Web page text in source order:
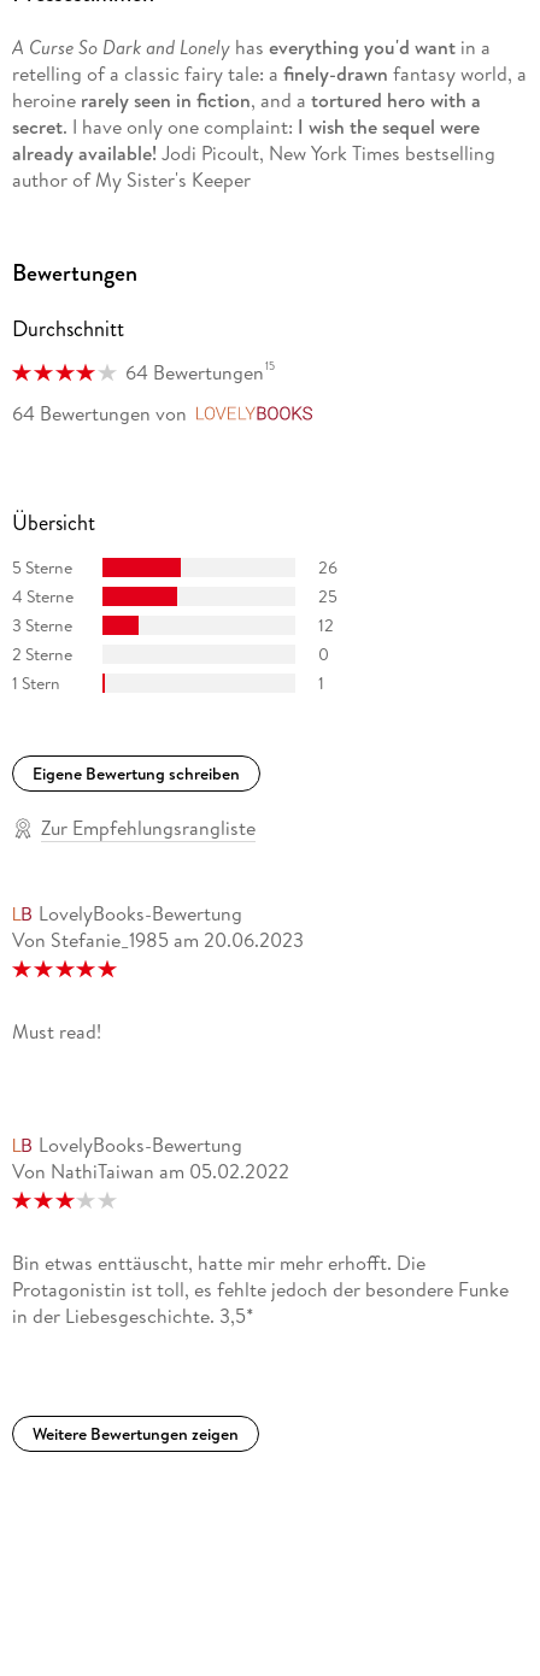
@BrigidKemmerer
A Curse So Dark and Lonelyhas everything you'd want in a
retelling of a classic fairy tale: a finely-drawn fantasy world, a
heroine rarely seen in fiction, and a tortured hero with a
secret. I have only one complaint: I wish the sequel were
already available! Jodi Picoult, New York Times bestselling
author of My Sister's Keeper
Bewertungen
Durchschnitt
64 Bewertungen15
64 Bewertungen von
Übersicht
5 Sterne
26
4 Sterne
25
3 Sterne
12
2 Sterne
0
1 Stern
1
Eigene Bewertung schreiben
Zur Empfehlungsrangliste
LovelyBooks-Bewertung
Von Stefanie_1985 am 20.06.2023
Must read!
LovelyBooks-Bewertung
Von NathiTaiwan am 05.02.2022
Bin etwas enttäuscht, hatte mir mehr erhofft. Die
Protagonistin ist toll, es fehlte jedoch der besondere Funke
in der Liebesgeschichte. 3,5*
Weitere Bewertungen zeigen